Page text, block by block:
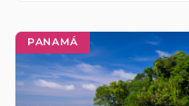
PANAMÁ